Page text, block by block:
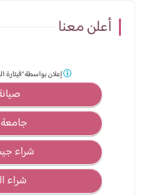
أعلن معنا
شراء
شراء
إعلان بواسطة"قيثارة